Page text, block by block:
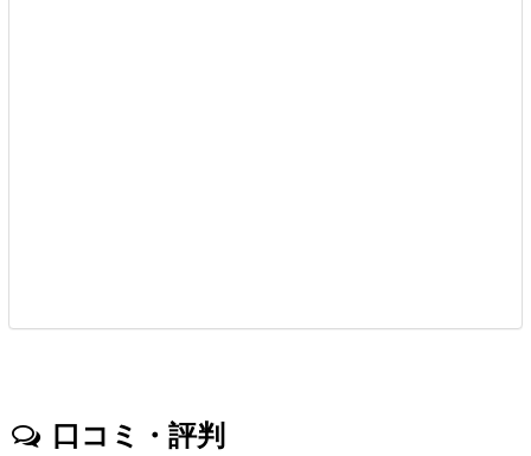
口コミ・評判